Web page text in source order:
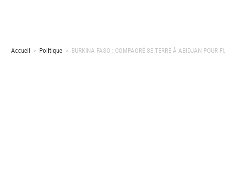
Accueil > Politique > BURKINA FASO : COMPAORÉ SE TERRE À ABIDJAN POUR